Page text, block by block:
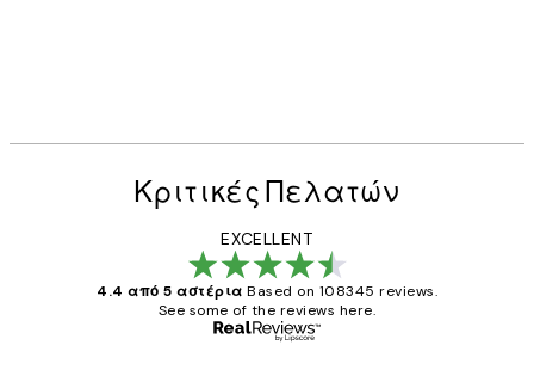
Κριτικές Πελατών
EXCELLENT
4.4 από 5 αστέρια Based on 108345 reviews.
See some of the reviews here.